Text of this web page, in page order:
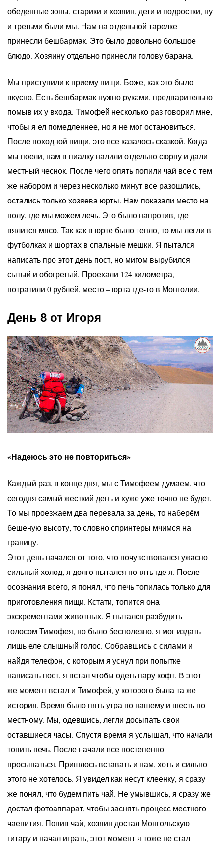
обеденные зоны, старики и хозяин, дети и подростки, ну
и третьми были мы. Нам на отдельной тарелке
принесли бешбармак. Это было довольно большое
блюдо. Хозяину отдельно принесли голову барана.
Мы приступили к приему пищи. Боже, как это было
вкусно. Есть бешбармак нужно руками, предварительно
помыв их у входа. Тимофей несколько раз говорил мне,
чтобы я ел помедленнее, но я не мог остановиться.
После походной пищи, это все казалось сказкой. Когда
мы поели, нам в пиалку налили отдельно сюрпу и дали
местный чеснок. После чего опять попили чай все с тем
же набором и через несколько минут все разошлись,
остались только хозяева юрты. Нам показали место на
полу, где мы можем лечь. Это было напротив, где
вялится мясо. Так как в юрте было тепло, то мы легли в
футболках и шортах в спальные мешки. Я пытался
написать про этот день пост, но мигом вырубился
сытый и обогретый. Проехали 124 километра,
потратили 0 рублей, место – юрта где-то в Монголии.
День 8 от Игоря
«Надеюсь это не повториться»
Каждый раз, в конце дня, мы с Тимофеем думаем, что
сегодня самый жесткий день и хуже уже точно не будет.
То мы проезжаем два перевала за день, то наберём
бешеную высоту, то словно спринтеры мчимся на
границу.
Этот день начался от того, что почувствовался ужасно
сильный холод, я долго пытался понять где я. После
осознания всего, я понял, что печь топилась только для
приготовления пищи. Кстати, топится она
экскрементами животных. Я пытался разбудить
голосом Тимофея, но было бесполезно, я мог издать
лишь еле слышный голос. Собравшись с силами и
найдя телефон, с которым я уснул при попытке
написать пост, я встал чтобы одеть пару кофт. В этот
же момент встал и Тимофей, у которого была та же
история. Время было пять утра по нашему и шесть по
местному. Мы, одевшись, легли досыпать свои
оставшиеся часы. Спустя время я услышал, что начали
топить печь. После начали все постепенно
просыпаться. Пришлось вставать и нам, хоть и сильно
этого не хотелось. Я увидел как несут клеенку, я сразу
же понял, что будем пить чай. Не умывшись, я сразу же
достал фотоаппарат, чтобы заснять процесс местного
чаепития. Попив чай, хозяин достал Монгольскую
гитару и начал играть, этот момент я тоже не стал